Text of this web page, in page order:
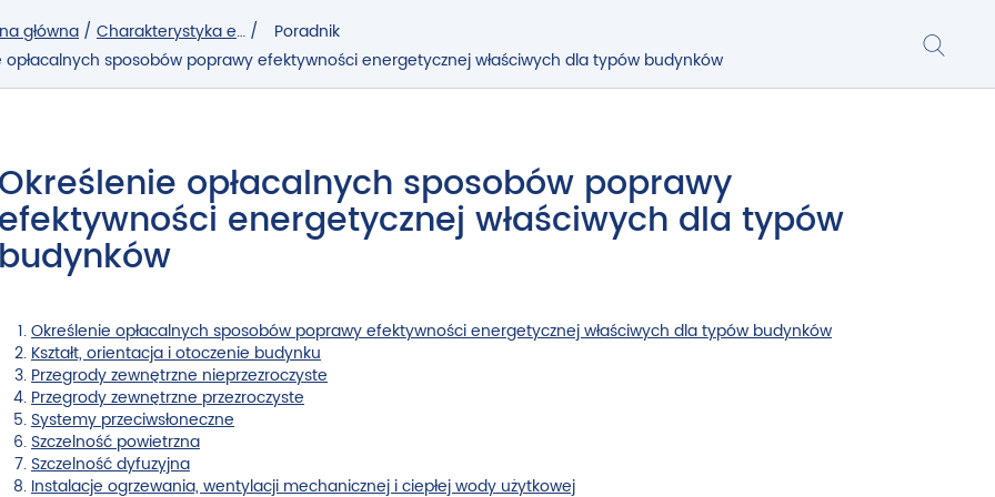
do poprzedniej strony
główna / Charakterystyka energetyczna budynków /
Poradnik
opłacalnych sposobów poprawy efektywności energetycznej właściwych dla typów budynków
Określenie opłacalnych sposobów poprawy
efektywności energetycznej właściwych dla typów
budynków
Określenie opłacalnych sposobów poprawy efektywności energetycznej właściwych dla typów budynków
Kształt, orientacja i otoczenie budynku
Przegrody zewnętrzne nieprzezroczyste
Przegrody zewnętrzne przezroczyste
Systemy przeciwsłoneczne
Szczelność powietrzna
Szczelność dyfuzyjna
Instalacje ogrzewania, wentylacji mechanicznej i ciepłej wody użytkowej